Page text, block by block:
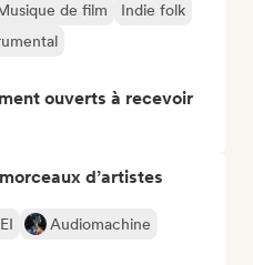
de film
Indie folk
ouverts à recevoir
d’artistes
Audiomachine